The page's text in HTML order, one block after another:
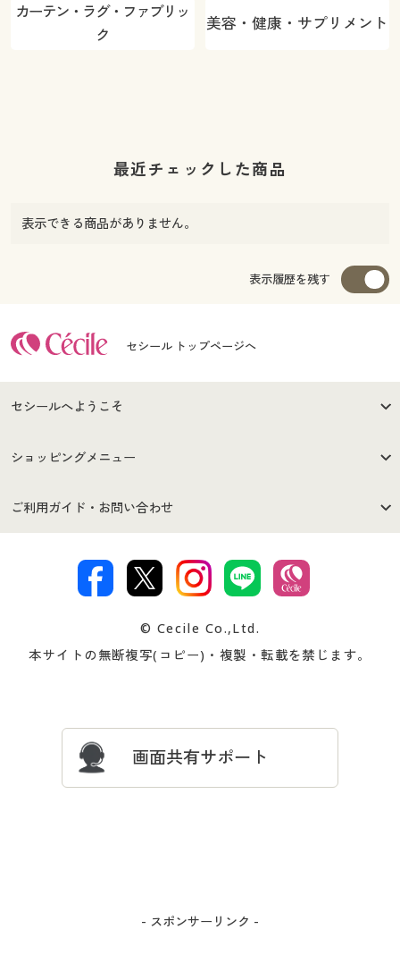
カーテン・ラグ・ファブリッ
ク
美容・健康・サプリメント
最近チェックした商品
表示できる商品がありません。
表示履歴を残す
セシール トップページへ
セシールへようこそ
はじめての方へ
セシールご利用規約
著作権・商標について 会社案内
ショッピングメニュー
商品カテゴリ
プレゼント＆キャンペーン サイトマップ
ご利用ガイド・お問い合わせ
交換・返品は お支払は
ついて
忘れの場合
© Cecile Co.,Ltd.
本サイトの無断複写(コピー)・複製・転載を禁じます。
画面共有サポート
- スポンサーリンク -